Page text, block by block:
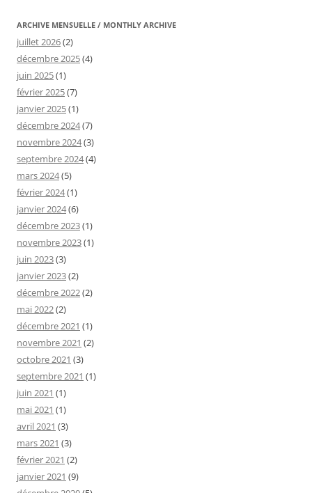
ARCHIVE MENSUELLE / MONTHLY ARCHIVE
juillet 2026(2)
décembre 2025(4)
juin 2025(1)
février 2025(7)
janvier 2025(1)
décembre 2024(7)
novembre 2024(3)
septembre 2024(4)
mars 2024(5)
février 2024(1)
janvier 2024(6)
décembre 2023(1)
novembre 2023(1)
juin 2023(3)
janvier 2023(2)
décembre 2022(2)
mai 2022(2)
décembre 2021 (1)
novembre 2021 (2)
octobre 2021 (3)
septembre 2021 (1)
juin 2021 (1)
mai 2021 (1)
avril 2021 (3)
mars 2021 (3)
février 2021 (2)
janvier 2021 (9)